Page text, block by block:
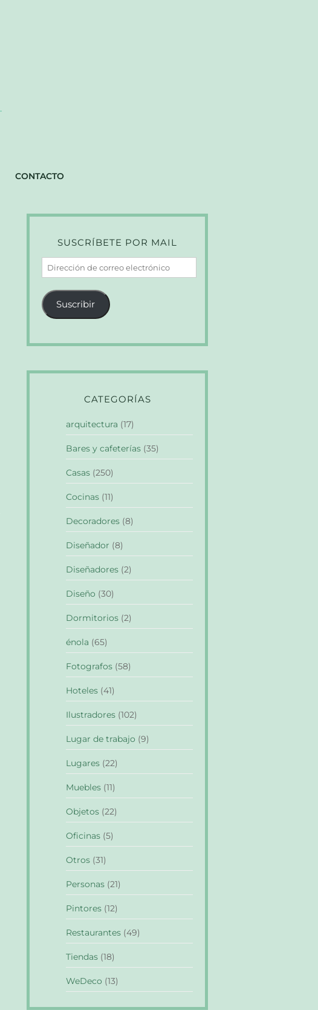
CONTACTO
SUSCRÍBETE POR MAIL
Dirección
de
correo
electrónico
Suscribir
CATEGORÍAS
arquitectura (17)
Bares y cafeterías (35)
Casas (250)
Cocinas (11)
Decoradores (8)
Diseñador (8)
Diseñadores (2)
Diseño (30)
Dormitorios (2)
énola (65)
Fotografos (58)
Hoteles (41)
Ilustradores (102)
Lugar de trabajo (9)
Lugares (22)
Muebles (11)
Objetos (22)
Oficinas (5)
Otros (31)
Personas (21)
Pintores (12)
Restaurantes (49)
Tiendas (18)
WeDeco (13)